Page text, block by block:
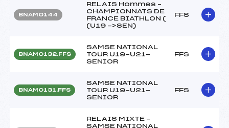
BNAM0144
RELAIS Hommes –
CHAMPIONNATS DE
FRANCE BIATHLON (
(U19 ->SEN)
FFS
BNAM0132.FFS
SAMSE NATIONAL
TOUR U19-U21-
SENIOR
FFS
BNAM0131.FFS
SAMSE NATIONAL
TOUR U19-U21-
SENIOR
FFS
RELAIS MIXTE –
SAMSE NATIONAL